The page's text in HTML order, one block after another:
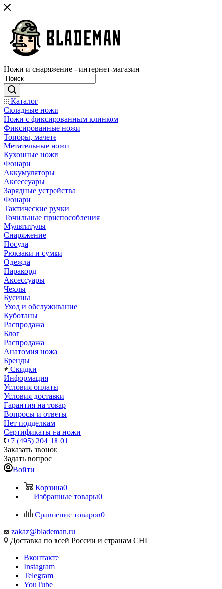
Ножи и снаряжение - интернет-магазин
Каталог
Складные ножи
Ножи с фиксированным клинком
Фиксированные ножи
Топоры, мачете
Метательные ножи
Кухонные ножи
Фонари
Аккумуляторы
Аксессуары
Зарядные устройства
Фонари
Тактические ручки
Точильные приспособления
Мультитулы
Снаряжение
Посуда
Рюкзаки и сумки
Одежда
Паракорд
Аксессуары
Чехлы
Бусины
Уход и обслуживание
Куботаны
Распродажа
Блог
Распродажа
Анатомия ножа
Бренды
Скидки
Информация
Условия оплаты
Условия доставки
Гарантия на товар
Вопросы и ответы
Нет подделкам
Сертификаты на ножи
+7 (495) 204-18-01
Заказать звонок
Задать вопрос
Войти
Корзина0
Избранные товары0
Сравнение товаров0
zakaz@blademan.ru
Доставка по всей России и странам СНГ
Вконтакте
Instagram
Telegram
YouTube